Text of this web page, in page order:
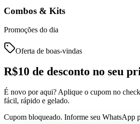
Combos & Kits
Promoções do dia
Oferta de boas-vindas
R$10 de desconto no seu
É novo por aqui? Aplique o cupom no
fácil, rápido e gelado.
Cupom bloqueado. Informe seu WhatsApp